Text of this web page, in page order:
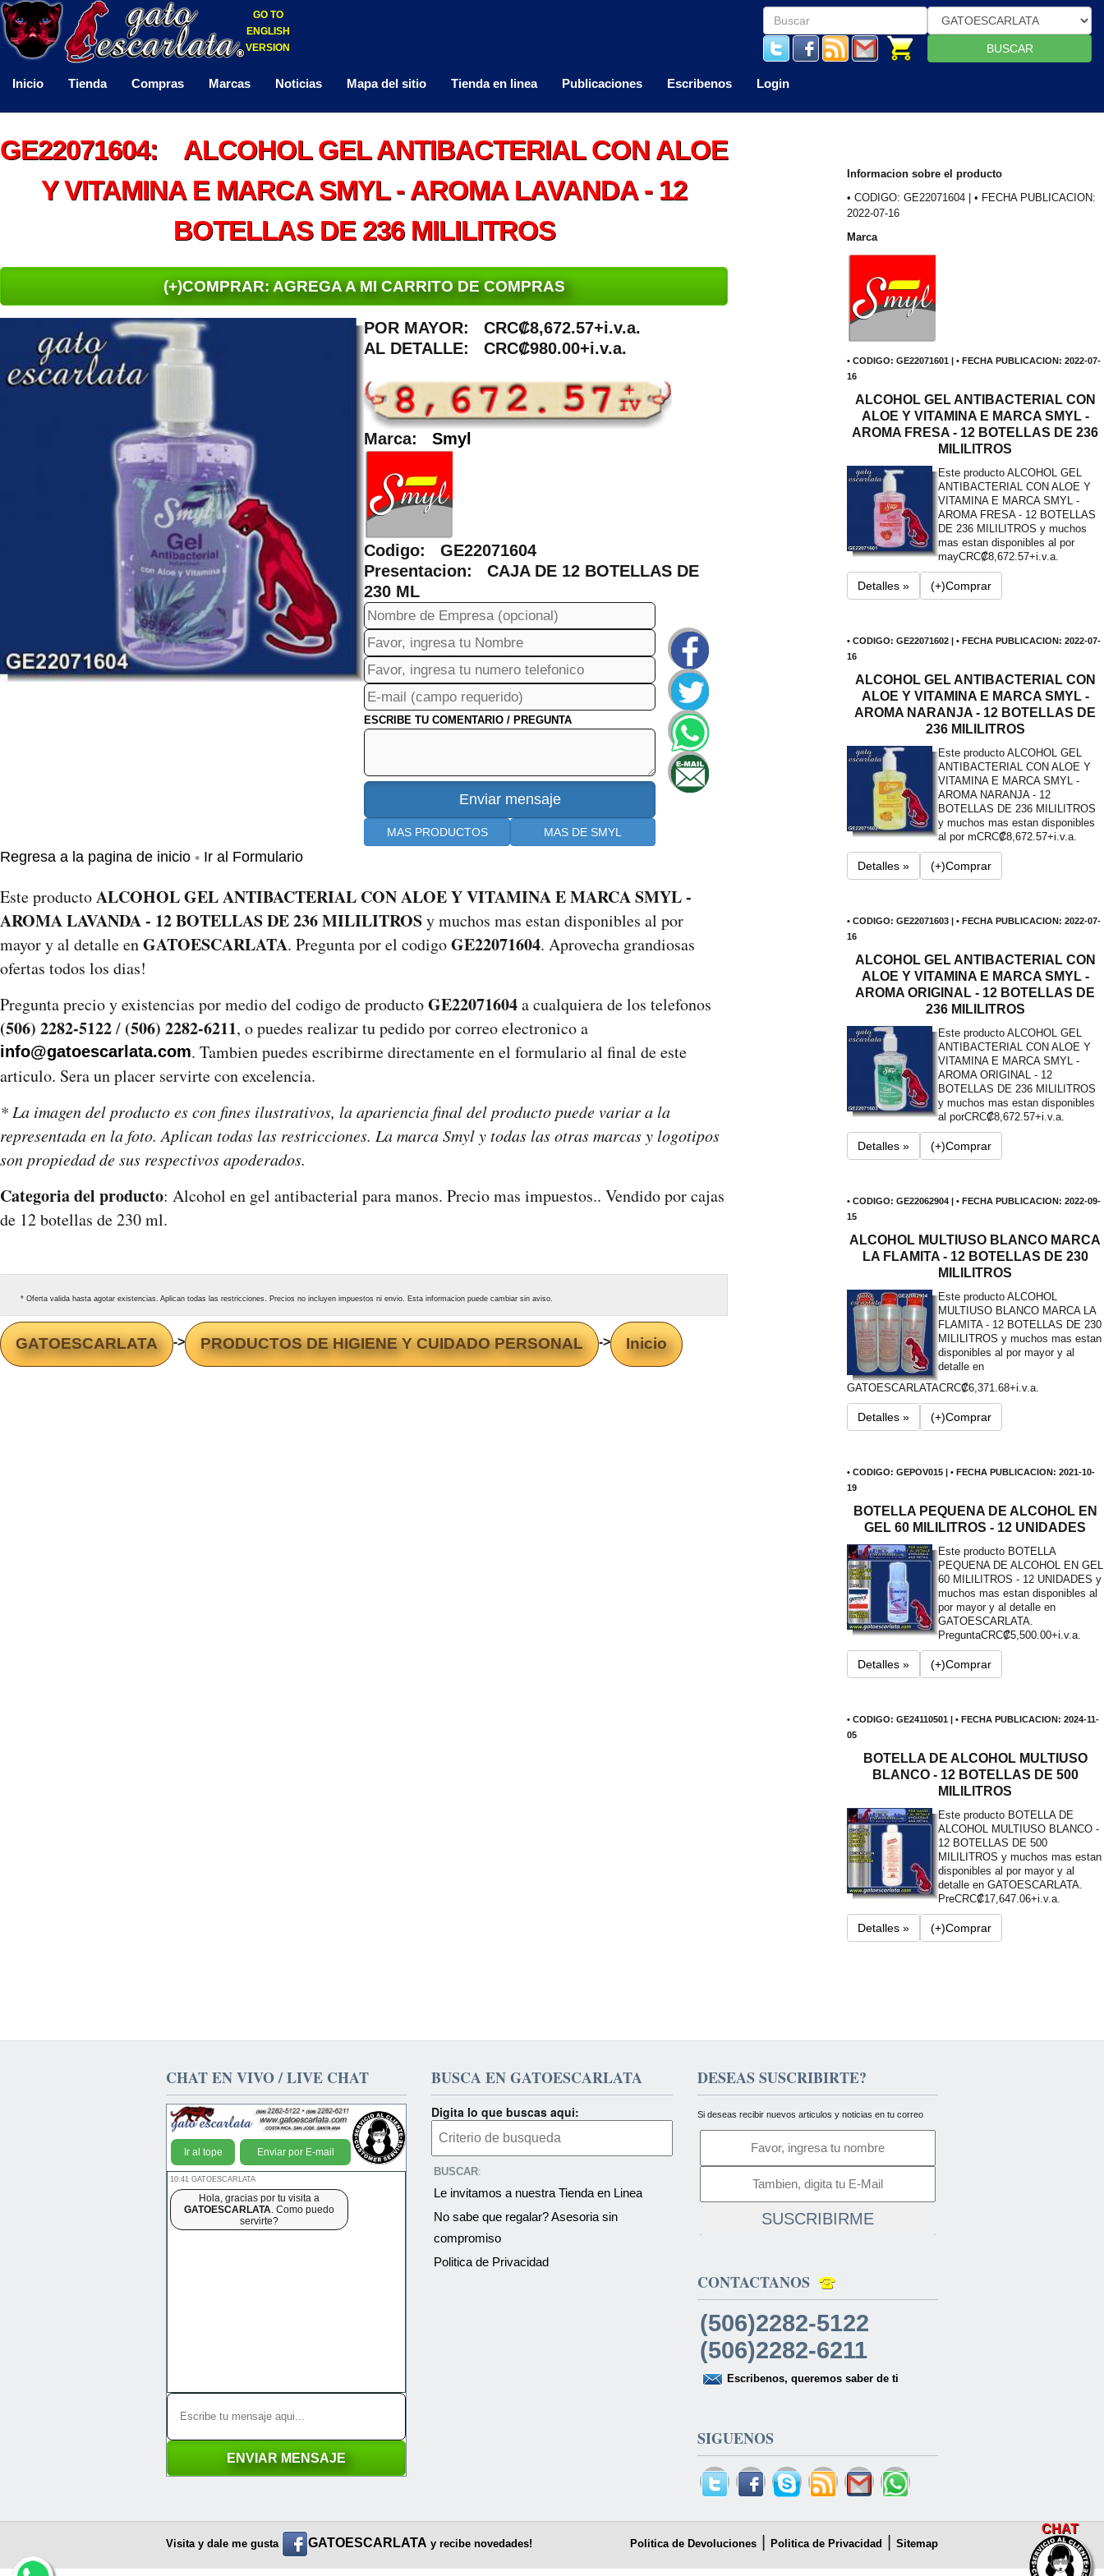
GO TO
ENGLISH
VERSION
BUSCAR
Inicio Tienda Compras Marcas Noticias Mapa del sitio Tienda en linea Publicaciones Escribenos Login
GE22071604: ALCOHOL GEL ANTIBACTERIAL CON ALOE
Y VITAMINA E MARCA SMYL - AROMA LAVANDA - 12
BOTELLAS DE 236 MILILITROS
(+)COMPRAR: AGREGA A MI CARRITO DE COMPRAS
POR MAYOR: CRC₡8,672.57+i.v.a.
AL DETALLE: CRC₡980.00+i.v.a.
Marca: Smyl
Codigo: GE22071604
Presentacion: CAJA DE 12 BOTELLAS DE
230 ML
ESCRIBE TU COMENTARIO / PREGUNTA
MAS PRODUCTOS MAS DE SMYL
Regresa a la pagina de inicio • Ir al Formulario
Este productoALCOHOL GEL ANTIBACTERIAL CON ALOE Y VITAMINA E MARCA SMYL -
AROMA LAVANDA - 12 BOTELLAS DE 236 MILILITROSy muchos mas estan disponibles al por
mayor y al detalle enGATOESCARLATA. Pregunta por el codigoGE22071604. Aprovecha grandiosas
ofertas todos los dias!
Pregunta precio y existencias por medio del codigo de productoGE22071604a cualquiera de los telefonos
(506) 2282-5122/ (506) 2282-6211, o puedes realizar tu pedido por correo electronico a
info@gatoescarlata.com. Tambien puedes escribirme directamente en el formulario al final de este
articulo. Sera un placer servirte con excelencia.
* La imagen del producto es con fines ilustrativos, la apariencia final del producto puede variar a la
representada en la foto. Aplican todas las restricciones. La marca Smyl y todas las otras marcas y logotipos
son propiedad de sus respectivos apoderados.
Categoria del producto: Alcohol en gel antibacterial para manos. Precio mas impuestos.. Vendido por cajas
de 12 botellas de 230 ml.
* Oferta valida hasta agotar existencias. Aplican todas las restricciones. Precios no incluyen impuestos ni envio. Esta informacion puede cambiar sin aviso.
GATOESCARLATA -> PRODUCTOS DE HIGIENE Y CUIDADO PERSONAL -> Inicio
Informacion sobre el producto
• CODIGO: GE22071604 | • FECHA PUBLICACION:
2022-07-16
Marca
• CODIGO: GE22071601 | • FECHA PUBLICACION: 2022-07-
16
ALCOHOL GEL ANTIBACTERIAL CON
ALOE Y VITAMINA E MARCA SMYL -
AROMA FRESA - 12 BOTELLAS DE 236
MILILITROS
Este producto ALCOHOL GEL
ANTIBACTERIAL CON ALOE Y
VITAMINA E MARCA SMYL -
AROMA FRESA - 12 BOTELLAS
DE 236 MILILITROS y muchos
mas estan disponibles al por
mayCRC₡8,672.57+i.v.a.
Detalles » (+)Comprar
• CODIGO: GE22071602 | • FECHA PUBLICACION: 2022-07-
16
ALCOHOL GEL ANTIBACTERIAL CON
ALOE Y VITAMINA E MARCA SMYL -
AROMA NARANJA - 12 BOTELLAS DE
236 MILILITROS
Este producto ALCOHOL GEL
ANTIBACTERIAL CON ALOE Y
VITAMINA E MARCA SMYL -
AROMA NARANJA - 12
BOTELLAS DE 236 MILILITROS
y muchos mas estan disponibles
al por mCRC₡8,672.57+i.v.a.
Detalles » (+)Comprar
• CODIGO: GE22071603 | • FECHA PUBLICACION: 2022-07-
16
ALCOHOL GEL ANTIBACTERIAL CON
ALOE Y VITAMINA E MARCA SMYL -
AROMA ORIGINAL - 12 BOTELLAS DE
236 MILILITROS
Este producto ALCOHOL GEL
ANTIBACTERIAL CON ALOE Y
VITAMINA E MARCA SMYL -
AROMA ORIGINAL - 12
BOTELLAS DE 236 MILILITROS
y muchos mas estan disponibles
al porCRC₡8,672.57+i.v.a.
Detalles » (+)Comprar
• CODIGO: GE22062904 | • FECHA PUBLICACION: 2022-09-
15
ALCOHOL MULTIUSO BLANCO MARCA
LA FLAMITA - 12 BOTELLAS DE 230
MILILITROS
Este producto ALCOHOL
MULTIUSO BLANCO MARCA LA
FLAMITA - 12 BOTELLAS DE 230
MILILITROS y muchos mas estan
disponibles al por mayor y al
detalle en
GATOESCARLATACRC₡6,371.68+i.v.a.
Detalles » (+)Comprar
• CODIGO: GEPOV015 | • FECHA PUBLICACION: 2021-10-
19
BOTELLA PEQUENA DE ALCOHOL EN
GEL 60 MILILITROS - 12 UNIDADES
Este producto BOTELLA
PEQUENA DE ALCOHOL EN GEL
60 MILILITROS - 12 UNIDADES y
muchos mas estan disponibles al
por mayor y al detalle en
GATOESCARLATA.
PreguntaCRC₡5,500.00+i.v.a.
Detalles » (+)Comprar
• CODIGO: GE24110501 | • FECHA PUBLICACION: 2024-11-
05
BOTELLA DE ALCOHOL MULTIUSO
BLANCO - 12 BOTELLAS DE 500
MILILITROS
Este producto BOTELLA DE
ALCOHOL MULTIUSO BLANCO -
12 BOTELLAS DE 500
MILILITROS y muchos mas estan
disponibles al por mayor y al
detalle en GATOESCARLATA.
PreCRC₡17,647.06+i.v.a.
Detalles » (+)Comprar
CHAT
CHAT EN VIVO / LIVE CHAT
Ir al tope Enviar por E-mail
10:41 GATOESCARLATA
Hola, gracias por tu visita a
GATOESCARLATA. Como puedo
servirte?
BUSCA EN GATOESCARLATA
Digita lo que buscas aqui:
BUSCAR:
Le invitamos a nuestra Tienda en Linea
No sabe que regalar? Asesoria sin
compromiso
Politica de Privacidad
DESEAS SUSCRIBIRTE?
Si deseas recibir nuevos articulos y noticias en tu correo
SUSCRIBIRME
CONTACTANOS
(506)2282-5122
(506)2282-6211
Escribenos, queremos saber de ti
SIGUENOS
Visita y dale me gusta GATOESCARLATA y recibe novedades! Politica de Devoluciones Politica de Privacidad Sitemap